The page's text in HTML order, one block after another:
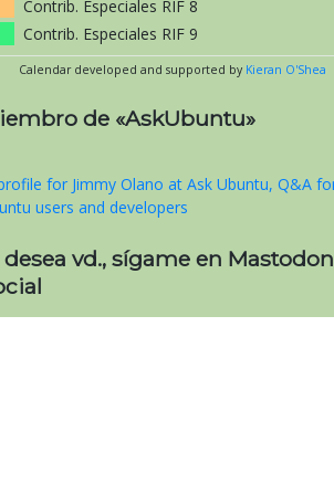
Contrib. Especiales RIF 8
Contrib. Especiales RIF 9
Calendar developed and supported by Kieran O'Shea
de «AskUbuntu»
desea vd., sígame en Mastodon